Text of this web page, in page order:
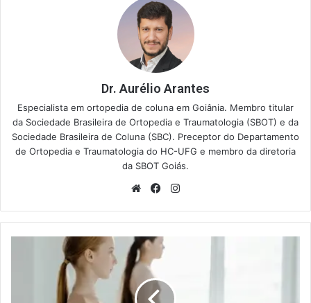
Dr. Aurélio Arantes
Especialista em ortopedia de coluna em Goiânia. Membro titular
da Sociedade Brasileira de Ortopedia e Traumatologia (SBOT) e da
Sociedade Brasileira de Coluna (SBC). Preceptor do Departamento
de Ortopedia e Traumatologia do HC-UFG e membro da diretoria
da SBOT Goiás.
WebsiteFacebook